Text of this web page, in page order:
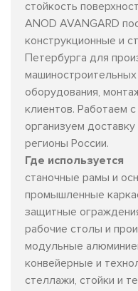
стойкость
ANOD AVANGARD
конструкционные и
Петербурга для
оборудования,
клиентов. Работаем
организуем
регионы России.
Где используется
станочные рамы и
промышленные
защитные
рабочие столы и
модульные
конвейерные и
стеллажи, стойки и